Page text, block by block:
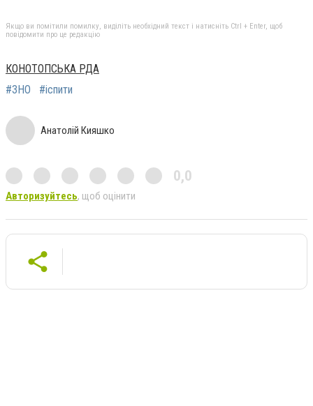
Якщо ви помітили помилку, виділіть необхідний текст і натисніть Ctrl + Enter, щоб
повідомити про це редакцію
КОНОТОПСЬКА РДА
#ЗНО
#іспити
Анатолій Кияшко
0,0
Авторизуйтесь, щоб оцінити